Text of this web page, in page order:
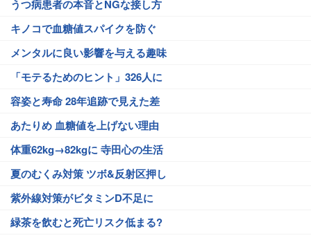
うつ病患者の本音とNGな接し方
キノコで血糖値スパイクを防ぐ
メンタルに良い影響を与える趣味
「モテるためのヒント」326人に
容姿と寿命 28年追跡で見えた差
あたりめ 血糖値を上げない理由
体重62kg→82kgに 寺田心の生活
夏のむくみ対策 ツボ&反射区押し
紫外線対策がビタミンD不足に
緑茶を飲むと死亡リスク低まる?